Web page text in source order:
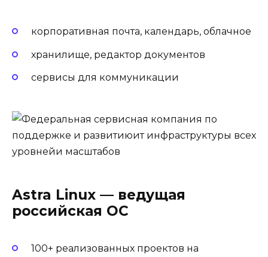
корпоративная почта, календарь, облачное
хранилище, редактор документов
сервисы для коммуникации
Astra Linux — ведущая
российская ОС
100+ реализованных проектов на